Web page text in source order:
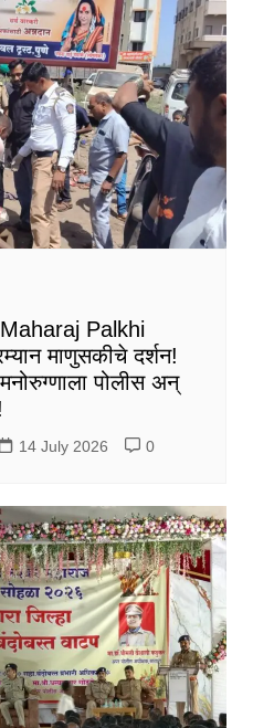
Palkhi
माणुसकीचे दर्शन!
पोलीस अन्
14 July 2026 0